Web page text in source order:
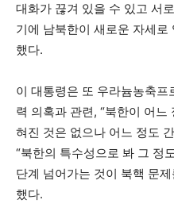
대화가 끊겨 있을 수 있고 서
기에 남북한이 새로운 자세로
했다.
이 대통령은 또 우라늄농축프
력 의혹과 관련, “북한이 어
혀진 것은 없으나 어느 정도
“북한의 특수성으로 봐 그 정
단계 넘어가는 것이 북핵 문
했다.